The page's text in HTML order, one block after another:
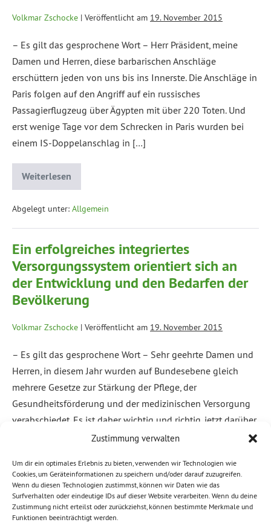
Zustimmung verwalten
Um dir ein optimales Erlebnis zu bieten, verwenden wir Technologien wie
Cookies, um Geräteinformationen zu speichern und/oder darauf zuzugreifen.
Wenn du diesen Technologien zustimmst, können wir Daten wie das
Surfverhalten oder eindeutige IDs auf dieser Website verarbeiten. Wenn du deine
Zustimmung nicht erteilst oder zurückziehst, können bestimmte Merkmale und
Funktionen beeinträchtigt werden.
Volkmar Zschocke | Veröffentlicht am 19. November 2015
– Es gilt das gesprochene Wort – Herr Präsident, meine
Damen und Herren, diese barbarischen Anschläge
erschüttern jeden von uns bis ins Innerste. Die Anschläge in
Paris folgen auf den Angriff auf ein russisches
Passagierflugzeug über Ägypten mit über 220 Toten. Und
erst wenige Tage vor dem Schrecken in Paris wurden bei
einem IS-Doppelanschlag in […]
Weiterlesen
Abgelegt unter: Allgemein
Ein erfolgreiches integriertes
Versorgungssystem orientiert sich an
der Entwicklung und den Bedarfen der
Bevölkerung
Volkmar Zschocke | Veröffentlicht am 19. November 2015
– Es gilt das gesprochene Wort – Sehr geehrte Damen und
Herren, in diesem Jahr wurden auf Bundesebene gleich
mehrere Gesetze zur Stärkung der Pflege, der
Gesundheitsförderung und der medizinischen Versorgung
verabschiedet. Es ist daher wichtig und richtig, jetzt darüber
zu diskutieren, wie der Freistaat Sachsen die neuen
des […]
Weiterlesen